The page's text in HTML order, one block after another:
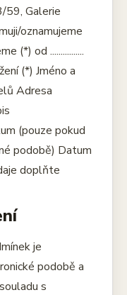
59, Galerie
oznamujeme
(*) od ................
(*) Jméno a
Adresa
(pouze pokud
podobě) Datum
doplňte
je
podobě a
s